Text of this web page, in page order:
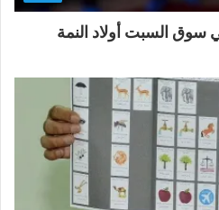
السبت أولاد النمة